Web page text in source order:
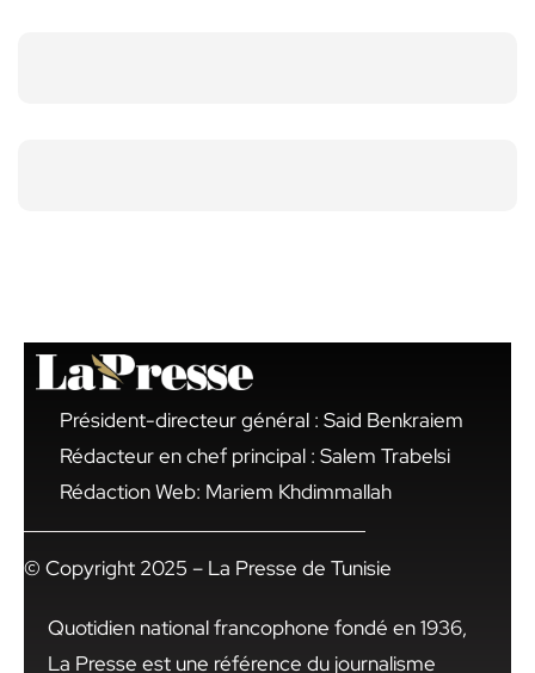
Président-directeur général : Said Benkraiem
Rédacteur en chef principal : Salem Trabelsi
Rédaction Web: Mariem Khdimmallah
© Copyright 2025 – La Presse de Tunisie
Quotidien national francophone fondé en 1936,
La Presse est une référence du journalisme